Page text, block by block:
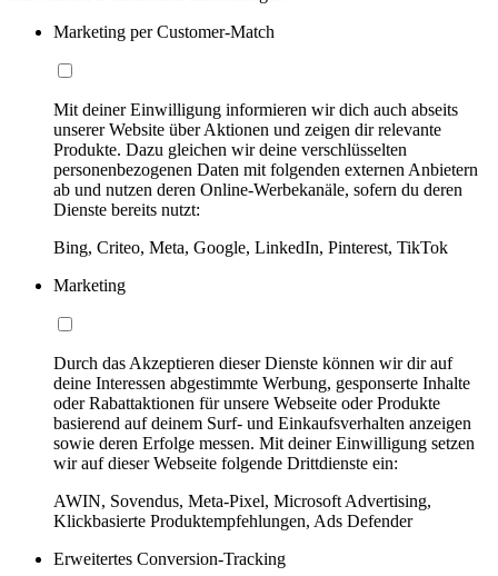
Marketing per Customer-Match
Mit deiner Einwilligung informieren wir dich auch abseits
unserer Website über Aktionen und zeigen dir relevante
Produkte. Dazu gleichen wir deine verschlüsselten
personenbezogenen Daten mit folgenden externen Anbietern
ab und nutzen deren Online-Werbekanäle, sofern du deren
Dienste bereits nutzt:
Bing, Criteo, Meta, Google, LinkedIn, Pinterest, TikTok
Marketing
Durch das Akzeptieren dieser Dienste können wir dir auf
deine Interessen abgestimmte Werbung, gesponserte Inhalte
oder Rabattaktionen für unsere Webseite oder Produkte
basierend auf deinem Surf- und Einkaufsverhalten anzeigen
sowie deren Erfolge messen. Mit deiner Einwilligung setzen
wir auf dieser Webseite folgende Drittdienste ein:
AWIN, Sovendus, Meta-Pixel, Microsoft Advertising,
Klickbasierte Produktempfehlungen, Ads Defender
Erweitertes Conversion-Tracking